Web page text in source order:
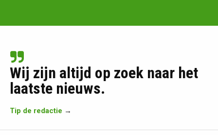
Wij zijn altijd op zoek naar het
laatste nieuws.
Tip de redactie →